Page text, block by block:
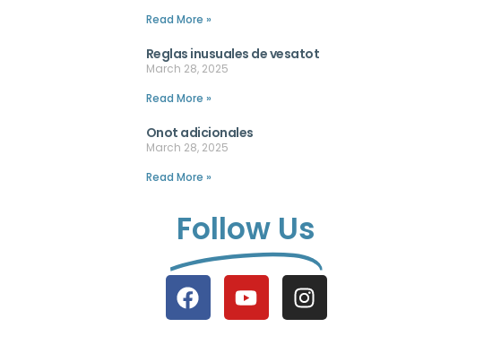
Read More »
Reglas inusuales de vesatot
March 28, 2025
Read More »
Onot adicionales
March 28, 2025
Read More »
Follow Us